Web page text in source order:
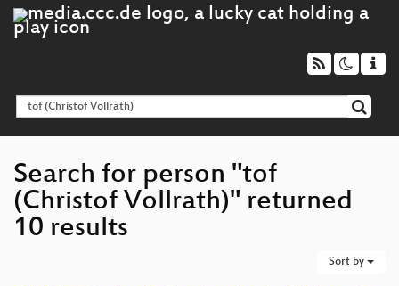
Search for person "tof
(Christof Vollrath)" returned
10 results
Sort by